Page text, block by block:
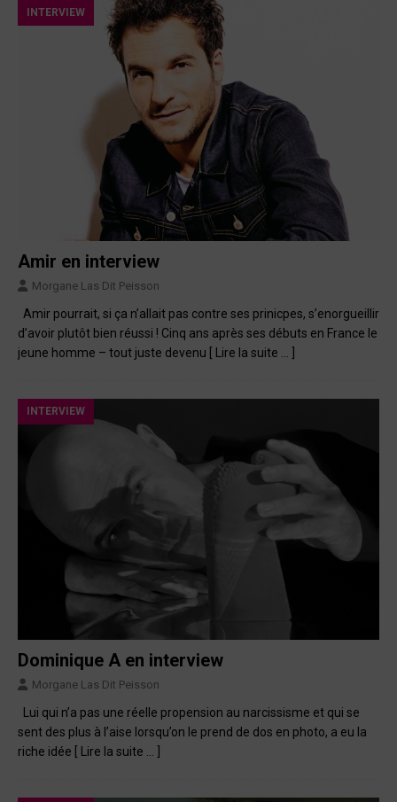
INTERVIEW
Amir en interview
Morgane Las Dit Peisson
Amir pourrait, si ça n’allait pas contre ses prinicpes, s’enorgueillir
d’avoir plutôt bien réussi ! Cinq ans après ses débuts en France le
jeune homme – tout juste devenu [ Lire la suite … ]
INTERVIEW
Dominique A en interview
Morgane Las Dit Peisson
Lui qui n’a pas une réelle propension au narcissisme et qui se
sent des plus à l’aise lorsqu’on le prend de dos en photo, a eu la
riche idée [ Lire la suite … ]